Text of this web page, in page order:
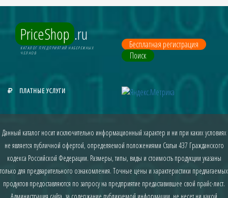
PriceShop .ru
КАТАЛОГ ПРЕДПРИЯТИЙ НАБЕРЕЖНЫХ
ЧЕЛНОВ
Бесплатная регистрация
Поиск
ПЛАТНЫЕ УСЛУГИ
Данный каталог носит исключительно информационный характер и ни при каких условиях
не является публичной офертой, определяемой положениями Статьи 437 Гражданского
кодекса Российской Федерации. Размеры, типы, виды и стоимость продукции указаны
только для предварительного ознакомления. Точные цены и характеристики предлагаемых
продуктов предоставляются по запросу на предприятие предаставившее свой прайс-лист.